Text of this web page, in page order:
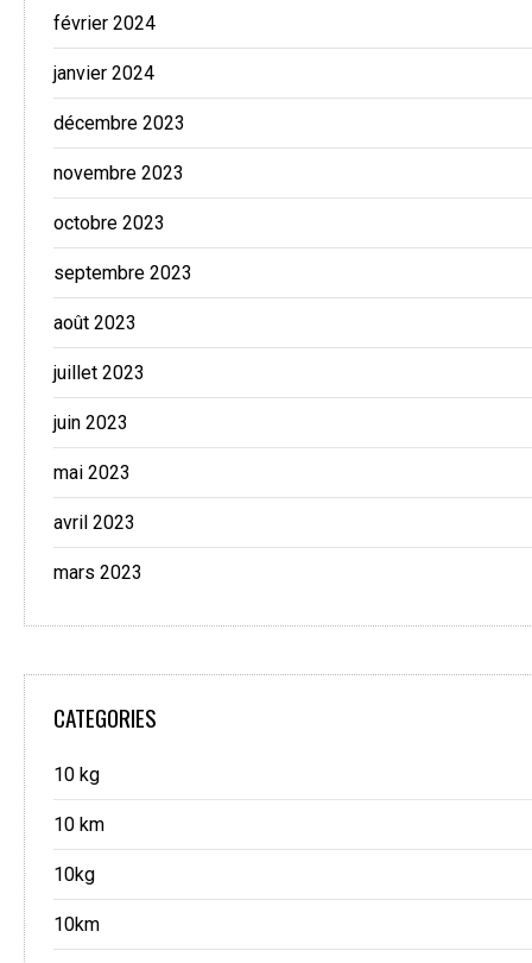
février 2024
janvier 2024
décembre 2023
novembre 2023
octobre 2023
septembre 2023
août 2023
juillet 2023
juin 2023
mai 2023
avril 2023
mars 2023
CATEGORIES
10 kg
10 km
10kg
10km